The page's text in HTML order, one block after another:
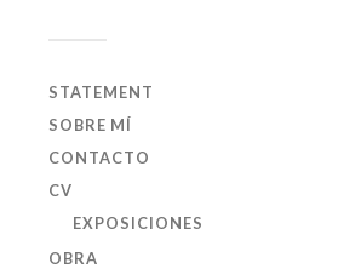
STATEMENT
SOBRE MÍ
CONTACTO
CV
EXPOSICIONES
OBRA